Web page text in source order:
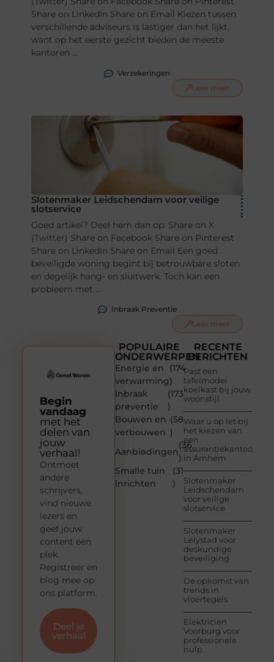
Share on LinkedIn Share on Email Kiezen tussen
verschillende adviseurs is lastiger dan het lijkt,
want op het eerste gezicht bieden de meeste
kantoren ...
Verzekeringen
Lees meer
Slotenmaker Leidschendam voor veilige
slotservice
Goed artikel? Deel hem dan op: Share on X
(Twitter) Share on Facebook Share on Pinterest
Share on LinkedIn Share on Email Een goed
beveiligde woning begint bij betrouwbare sloten
en degelijk hang- en sluitwerk. Toch kan een
probleem met ...
Inbraak Preventie
Lees meer
POPULAIRE
ONDERWERPEN
Energie en
verwarming
(174
)
Inbraak
preventie
(173
)
Bouwen en
verbouwen
(58
)
Aanbiedingen
(36
)
Smalle tuin
inrichten
(31
)
RECENTE
BERICHTEN
Past een
tafelmodel
koelkast bij jouw
woonstijl
Waar u op let bij
het kiezen van
een
assurantiekantoor
in Arnhem
Slotenmaker
Leidschendam
voor veilige
slotservice
Slotenmaker
Lelystad voor
deskundige
beveiliging
De opkomst van
trends in
vloertegels
Elektricien
Voorburg voor
professionele
hulp
Begin
vandaag
met het
delen van
jouw
verhaal!
Ontmoet
andere
schrijvers,
vind nieuwe
lezers en
geef jouw
content een
plek.
Registreer en
blog mee op
ons platform.
Deel je
verhaal